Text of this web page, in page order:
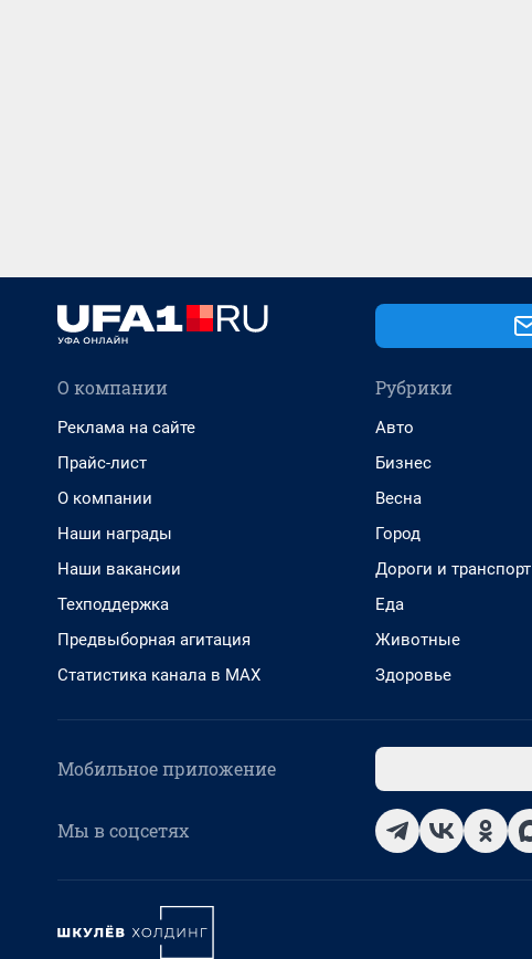
О компании
Реклама на сайте
Прайс-лист
О компании
Наши награды
Наши вакансии
Техподдержка
Предвыборная агитация
Статистика канала в MAX
Рубрики
Авто
Бизнес
Весна
Город
Дороги и транспорт
Еда
Животные
Здоровье
Мобильное приложение
Мы в соцсетях